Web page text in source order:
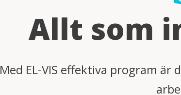
Allt som
Med EL-VIS effektiva program